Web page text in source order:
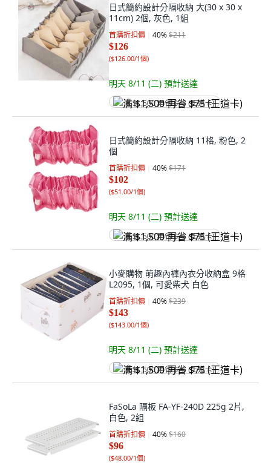
日式簡約設計分隔收納 大(30 x 30 x
11cm) 2個, 灰色, 1組
首購折扣價 40%$211
$126
($126.00/1個)
明天 8/11 (二) 預計送達
满 $1,500 再省 $75 (王道卡)
日式簡約設計分隔收納 11格, 粉色, 2
個
首購折扣價 40%$171
$102
($51.00/1個)
明天 8/11 (二) 預計送達
满 $1,500 再省 $75 (王道卡)
小麥購物 萌趣內褲內衣分收納盒 9格
L2095, 1個, 可愛柴犬 白色
首購折扣價 40%$239
$143
($143.00/1個)
明天 8/11 (二) 預計送達
满 $1,500 再省 $75 (王道卡)
FaSoLa 隔板 FA-YF-240D 225g 2片,
白色, 2組
首購折扣價 40%$160
$96
($48.00/1個)